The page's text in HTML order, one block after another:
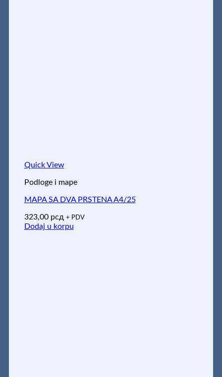
Quick View
Podloge i mape
MAPA SA DVA PRSTENA A4/25
323,00 рсд + PDV
Dodaj u korpu